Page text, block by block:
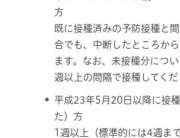
方
既に接種済みの予防接種と
合でも、中断したところか
ます。なお、未接種分につ
週以上の間隔で接種してくだ
平成23年5月20日以降に接
た）方
1週以上（標準的には4週ま